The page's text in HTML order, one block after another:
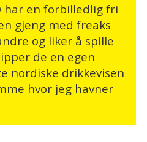
har en forbilledlig fri
gjeng med freaks
og liker å spille
de en egen
nordiske drikkevisen
hvor jeg havner